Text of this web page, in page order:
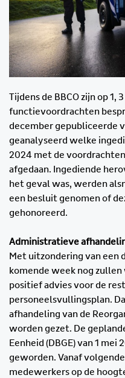
Tijdens de BBCO zijn op 1,
functievoordrachten
december gepubliceerde
geanalyseerd welke
2024 met de
afgedaan. Ingediende
het geval was, werden
een besluit genomen of
gehonoreerd.
Administratieve
Met uitzondering van een
komende week nog zullen
positief advies voor de
personeelsvullingsplan.
afhandeling van de
worden gezet. De
Eenheid (DBGE) van 1
geworden. Vanaf
medewerkers op de